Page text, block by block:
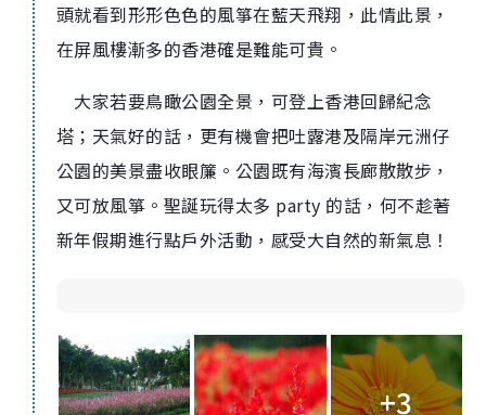
頭就看到形形色色的風箏在藍天飛翔，此情此景，
在屏風樓漸多的香港確是難能可貴。
大家若要鳥瞰公園全景，可登上香港回歸紀念
塔；天氣好的話，更有機會把吐露港及隔岸元洲仔
公園的美景盡收眼簾。公園既有海濱長廊散散步，
又可放風箏。聖誕玩得太多 party 的話，何不趁著
新年假期進行點戶外活動，感受大自然的新氣息！
+3